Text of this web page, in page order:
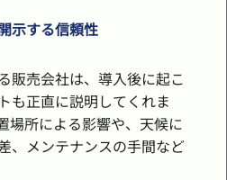
示する信頼性
販売会社は、導入後に起こ
も正直に説明してくれま
場所による影響や、天候に
、メンテナンスの手間など